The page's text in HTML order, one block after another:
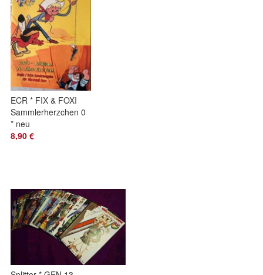
ECR * FIX & FOXI
Sammlerherzchen 0
* neu
8,90 €